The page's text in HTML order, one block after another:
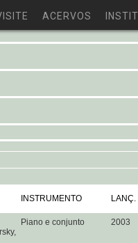
ACERVOS
INSTRUMENTO LANÇ.
Piano e conjunto 2003